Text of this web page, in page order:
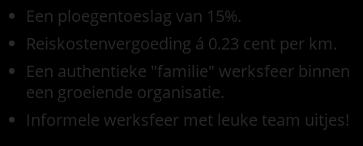
Een ploegentoeslag van 15%.
Reiskostenvergoeding á 0.23 cent per km.
Een authentieke "familie" werksfeer binnen
een groeiende organisatie.
Informele werksfeer met leuke team uitjes!